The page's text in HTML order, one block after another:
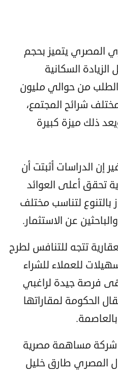
المصري يتميز بحجم
السكانية
من حوالي مليون
شرائح المجتمع،
ذلك ميزة كبيرة
إن الدراسات أثبتت أن
تحقق أعلى العوائد
بالتنوع لتناسب مختلف
عن الاستثمار.
تتجه للتنافس لطرح
للعملاء للشراء
فرصة جيدة لراغبي
الحكومة لمقاراتها
شركة مساهمة مصرية
المصري طارق خليل